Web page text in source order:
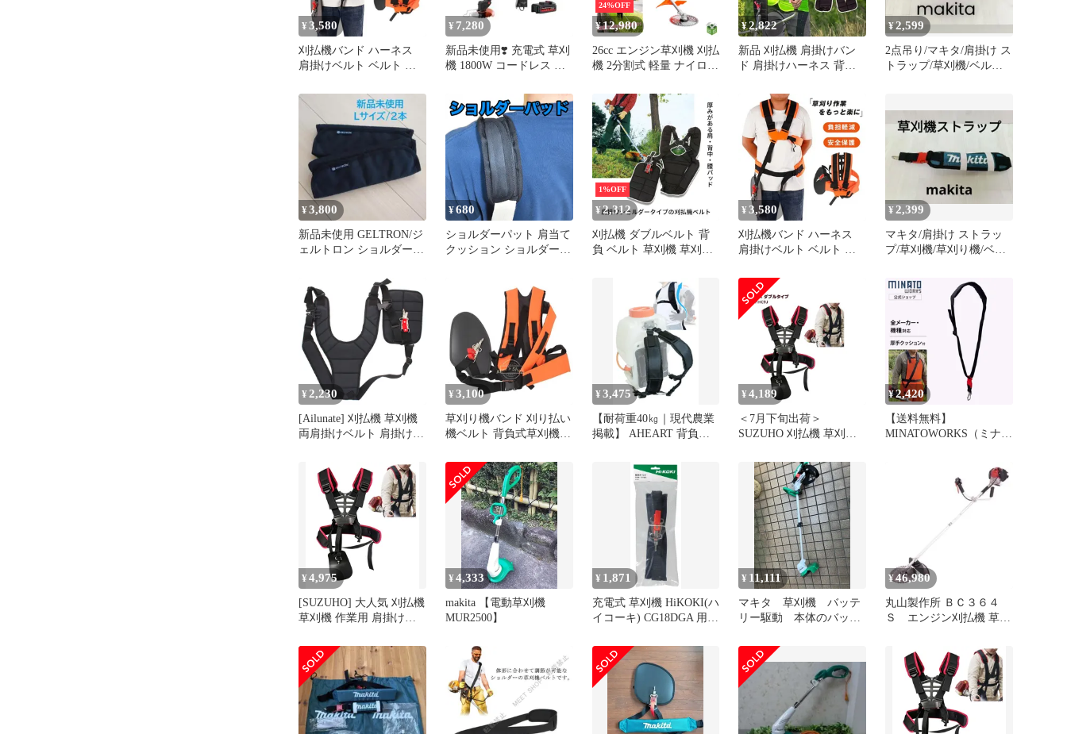
¥ 3,580
刈払機バンド ハーネス
肩掛けベルト ベルト シ
機 芝刈り機用 両肩掛け
ベルト 背負 草刈機 肩掛
けバンド 草刈り機用 背
負い 刈払機腰当て 刈り
払い機 背負式 草刈り機
用 ベルト 農業器具 腰当
て unique82a
¥ 7,280
新品未使用❣️ 充電式 草刈
機 1800W コードレス 芝
24%OFF
¥12,980
26cc エンジン草刈機 刈払
機 2分割式 軽量 ナイロン
刈り機 雑草除去 日本語
説明書 起動動画付き
¥2,822
新品 刈払機 肩掛けバン
ド 肩掛けハーネス 背負
ルト ダブル型ワイド
mlmmx
¥2,599
2点吊り/マキタ/肩掛け ス
トラップ/草刈機/ベル
¥3,800
新品未使用 GELTRON/ジ
ェルトロン ショルダーパ
¥680
ショルダーパット 肩当て
クッション ショルダー肩
ション パット バッグ シ
ョルダー紐 肩掛け 肩パ
ッド ショルダーバッグ
交換 予備
1%OFF
¥2,312
刈払機 ダブルベルト 背
負 ベルト 草刈機 草刈り
ダー 両肩 刈り払い機 厚
手パッド 重量分散
¥ 3,580
刈払機バンド ハーネス
肩掛けベルト ベルト シ
機 芝刈り機用 両肩掛け
ベルト 背負 草刈機 肩掛
けバンド 草刈り機用 背
負い 刈払機腰当て 刈り
払い機 背負式 草刈り機
用 ベルト 農業器具 腰当
て unique82a
¥2,399
マキタ/肩掛け ストラッ
プ/草刈機/草刈り機/ベル
¥ 2,230
[Ailunate] 刈払機 草刈機
両肩掛けベルト 肩掛けバ
背負い式 ショルダー 刈
り払い機 腰当て 腰パッ
ド 防振
¥ 3,100
草刈り機バンド 刈り払い
機ベルト 背負式草刈機肩
ョルダー丈夫なベルト
¥3,475
【耐荷重40㎏｜現代農業
掲載】 AHEART 背負い
負い式草刈り機 草刈り機
バンド 肩掛けベルト 胸
ベルト付 1
¥ 4,189
＜7月下旬出荷＞
SUZUHO 刈払機 草刈機
ーネス ショルダーベルト
ダブルタイプ
B0GH1HC9JP
¥2,420
【送料無料】
MINATOWORKS（ミナト
掛けバンド 厚手クッショ
ン シングルベルト [刈払
機 肩掛けベルト 予備ベ
ルト ワンタッチ] コー
¥ 4,975
[SUZUHO] 大人気 刈払機
草刈機 作業用 肩掛けバ
ーベルト ダブルタイプ
B0GH1HC9JP 1
¥4,333
makita 【電動草刈機
MUR2500】
¥ 1,871
充電式 草刈機 HiKOKI(ハ
イコーキ) CG18DGA 用
式) 381597
¥ 11,111
マキタ 草刈機 バッテ
リー駆動 本体のバッテ
¥46,980
丸山製作所 ＢＣ３６４
Ｓ エンジン刈払機 草刈